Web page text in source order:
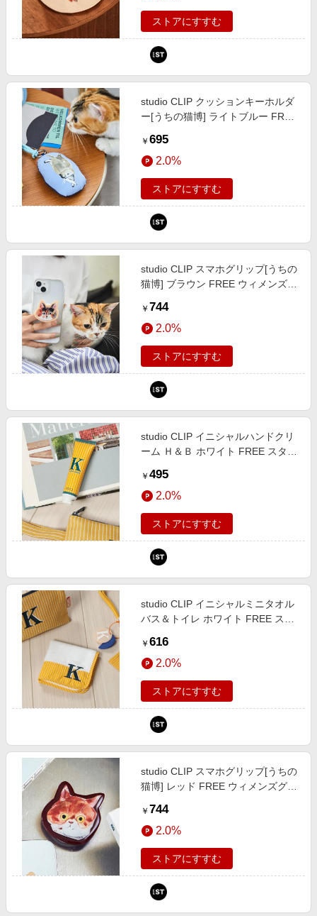
ストアにすすむ
studio CLIP クッションキーホルダ
ー[うちの猫博] ライトブルー FREE
プ 579260 and ST アンドエスティ
（旧ドットエスティ）
￥ 695
2.0%
ストアにすすむ
studio CLIP スマホグリップ[うちの
猫博] ブラウン FREE ウィメンズグ
ST アンドエスティ（旧ドットエス
ティ）
￥ 744
2.0%
ストアにすすむ
studio CLIP イニシャルハンドクリ
ーム Ｈ＆Ｂ ホワイト FREE スタジ
エスティ（旧ドットエスティ）
￥ 495
2.0%
ストアにすすむ
studio CLIP イニシャルミニタオル
バス＆トイレ ホワイト FREE スタ
ドエスティ（旧ドットエスティ）
￥ 616
2.0%
ストアにすすむ
studio CLIP スマホグリップ[うちの
猫博] レッド FREE ウィメンズグッ
ST アンドエスティ（旧ドットエス
ティ）
￥ 744
2.0%
ストアにすすむ